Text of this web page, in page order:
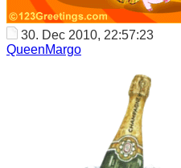
30. Dec 2010, 22:57:23
QueenMargo